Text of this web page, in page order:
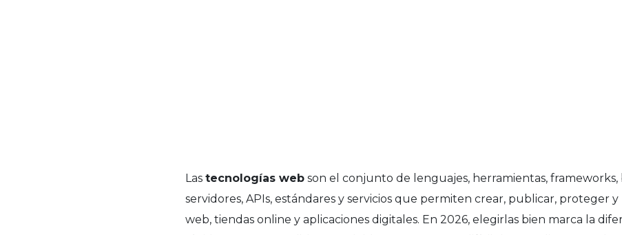
Las tecnologías webson el conjunto de lenguajes, herramientas, frameworks,
servidores, APIs, estándares y servicios que permiten crear, publicar, proteger
web, tiendas online y aplicaciones digitales. En 2026, elegirlas bien marca la